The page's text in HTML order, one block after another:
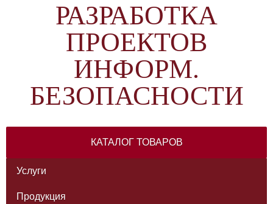
РАЗРАБОТКА
ПРОЕКТОВ
ИНФОРМ.
БЕЗОПАСНОСТИ
КАТАЛОГ ТОВАРОВ
Услуги
Продукция